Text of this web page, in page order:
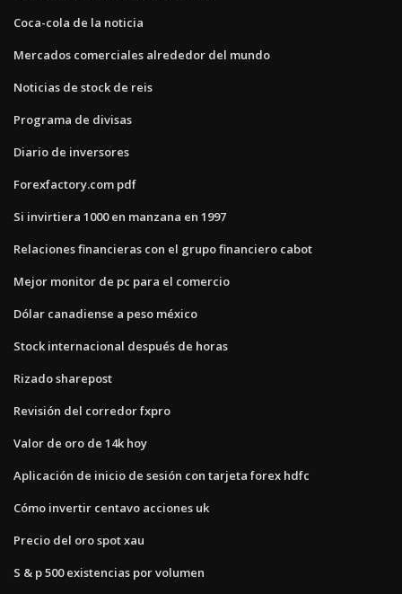
Coca-cola de la noticia
Mercados comerciales alrededor del mundo
Noticias de stock de reis
Programa de divisas
Diario de inversores
Forexfactory.com pdf
Si invirtiera 1000 en manzana en 1997
Relaciones financieras con el grupo financiero cabot
Mejor monitor de pc para el comercio
Dólar canadiense a peso méxico
Stock internacional después de horas
Rizado sharepost
Revisión del corredor fxpro
Valor de oro de 14k hoy
Aplicación de inicio de sesión con tarjeta forex hdfc
Cómo invertir centavo acciones uk
Precio del oro spot xau
S & p 500 existencias por volumen